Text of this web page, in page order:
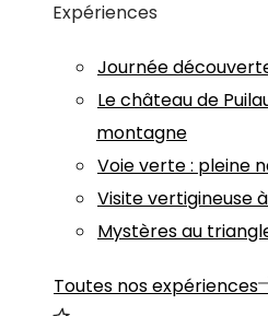
Expériences
Journée
Le château de
montagne
Voie verte : pleine
Visite vertigineuse
Mystères au
Toutes nos expériences